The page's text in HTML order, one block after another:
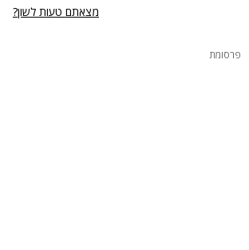
מצאתם טעות לשון?
פרסומת